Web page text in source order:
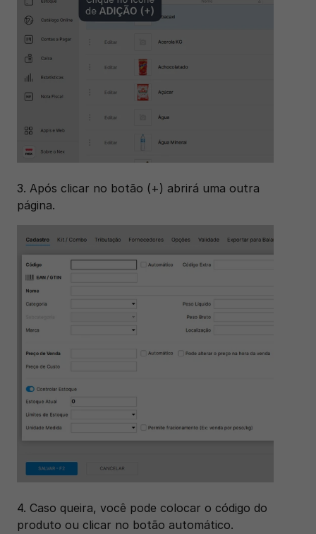
3. Após clicar no botão (+) abrirá uma outra
página.
4. Caso queira, você pode colocar o código do
produto ou clicar no botão automático.